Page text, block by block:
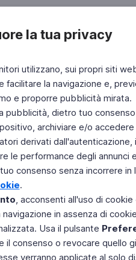
la tua privacy
utilizzano, sui propri siti
facilitare la navigazione e,
e proporre pubblicità mirata.
pubblicità, dietro tuo
archiviare e/o
derivati
le performance degli
consenso senza incorrere
.
, acconsenti all'uso di
navigazione in assenza di
Usa il pulsante
il consenso o revocare quello
verranno applicate al solo